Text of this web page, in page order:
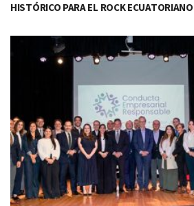
HISTÓRICO PARA EL ROCK ECUATORIANO